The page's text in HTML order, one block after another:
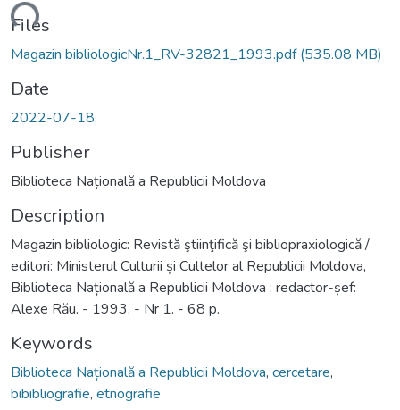
Files
Magazin bibliologicNr.1_RV-32821_1993.pdf(535.08 MB)
Date
2022-07-18
Publisher
Biblioteca Națională a Republicii Moldova
Description
Magazin bibliologic: Revistă ştiinţifică şi bibliopraxiologică /
editori: Ministerul Culturii și Cultelor al Republicii Moldova,
Biblioteca Națională a Republicii Moldova ; redactor-șef:
Alexe Rău. - 1993. - Nr 1. - 68 p.
Keywords
Biblioteca Națională a Republicii Moldova, cercetare,
bibibliografie, etnografie